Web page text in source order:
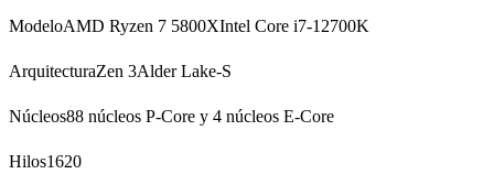
ModeloAMD Ryzen 7 5800XIntel Core i7-12700K
ArquitecturaZen 3Alder Lake-S
Núcleos88 núcleos P-Core y 4 núcleos E-Core
Hilos1620